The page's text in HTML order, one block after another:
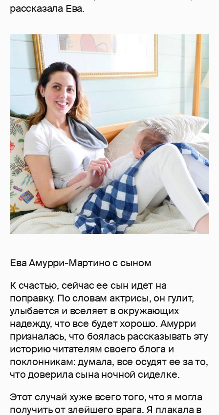
рассказала Ева.
Ева Амурри-Мартино с сыном
К счастью, сейчас ее сын идет на
поправку. По словам актрисы, он гулит,
улыбается и вселяет в окружающих
надежду, что все будет хорошо. Амурри
призналась, что боялась рассказывать эту
историю читателям своего блога и
поклонникам: думала, все осудят ее за то,
что доверила сына ночной сиделке.
Этот случай хуже всего того, что я могла
получить от злейшего врага. Я плакала в